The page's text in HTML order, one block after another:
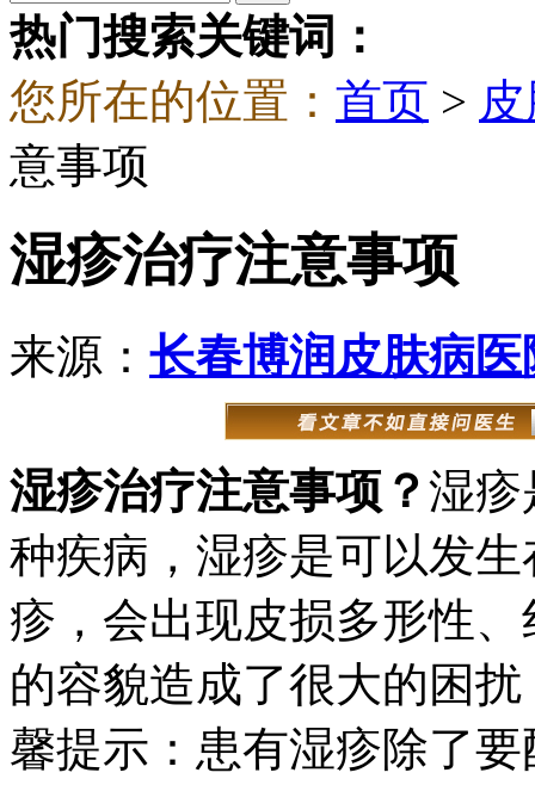
热门搜索关键词：
您所在的位置： 首页 >
意事项
湿疹治疗注意事项
来源： 长春博润皮肤病医
湿疹治疗注意事项？ 湿疹
种疾病，湿疹是可以发
疹，会出现皮损多形性
的容貌造成了很大的困扰
馨提示：患有湿疹除了